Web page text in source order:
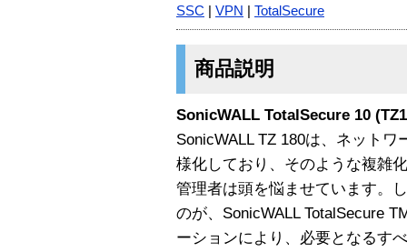
SSC
VPN TotalSecure
商品説明
SonicWALL TotalSecure 10
SonicWALL TZ 180は、ネット
様化しており、そのような複雑
管理者は頭を悩ませています。
のが、SonicWALL TotalSecure
ーションにより、必要となるす